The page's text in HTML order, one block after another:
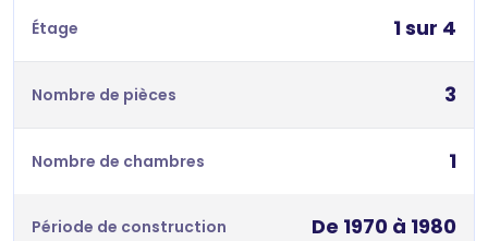
Étage 1 sur 4
Nombre de pièces 3
Nombre de chambres 1
Période de construction De 1970 à 1980